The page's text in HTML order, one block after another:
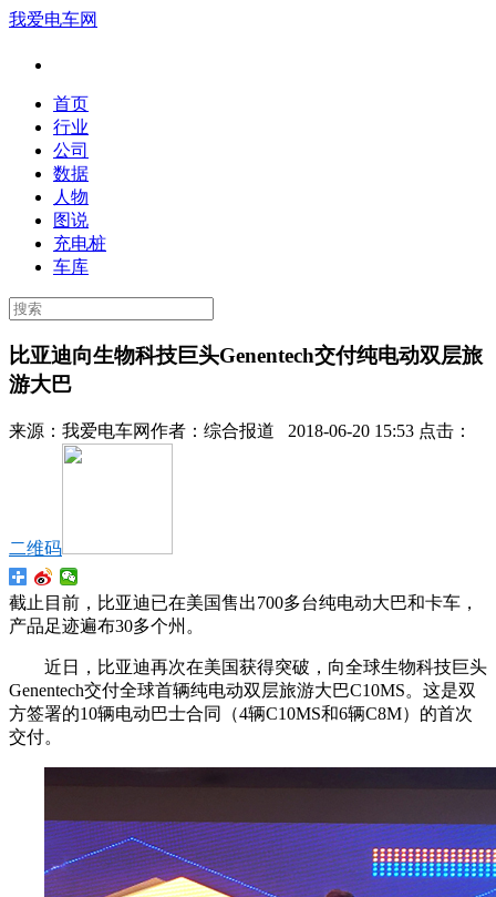
我爱电车网
首页
行业
公司
数据
人物
图说
充电桩
车库
比亚迪向生物科技巨头Genentech交付纯电动双层旅
游大巴
来源： 我爱电车网作者： 综合报道 2018-06-20 15:53 点击：
二维码
截止目前，比亚迪已在美国售出700多台纯电动大巴和卡车，
产品足迹遍布30多个州。
近日，比亚迪再次在美国获得突破，向全球生物科技巨头
Genentech交付全球首辆纯电动双层旅游大巴C10MS。这是双
方签署的10辆电动巴士合同（4辆C10MS和6辆C8M）的首次
交付。